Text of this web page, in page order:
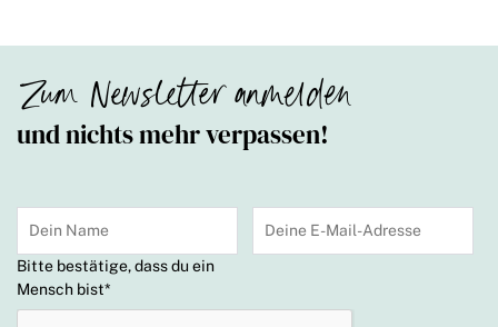
Zum Newsletter anmelden
und nichts mehr verpassen!
Bitte bestätige, dass du ein
Mensch bist*